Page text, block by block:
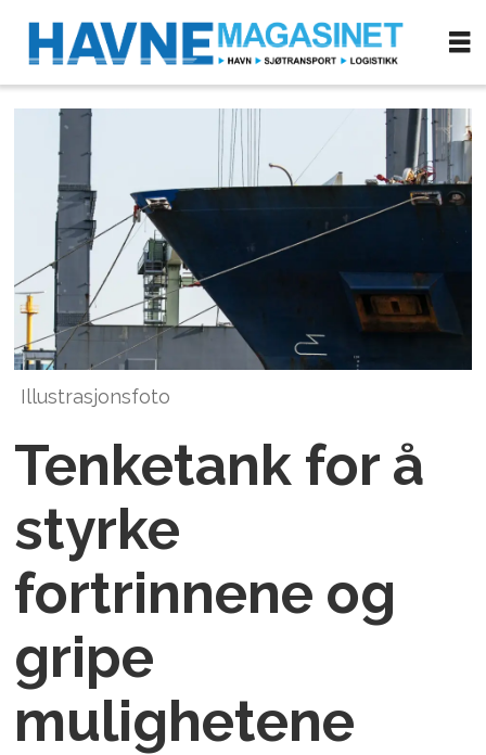
Illustrasjonsfoto
Tenketank for å
styrke
fortrinnene og
gripe
mulighetene